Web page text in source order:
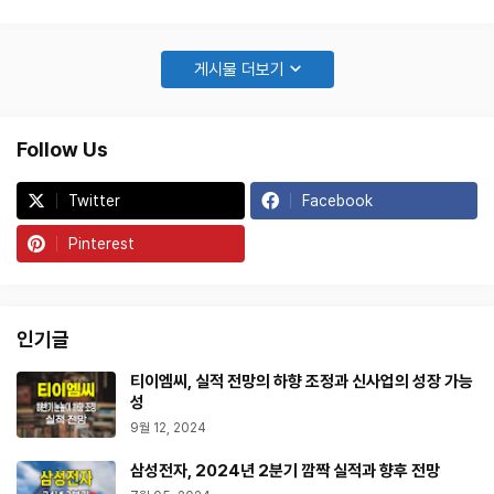
의 성장 스토리를 자세히 들여다보겠습니다. 2024년 2분기: 예상을 뛰
게시물 더보기
Follow Us
Twitter Facebook
Pinterest
인기글
티이엠씨, 실적 전망의 하향 조정과 신사업의 성장 가능
성
9월 12, 2024
삼성전자, 2024년 2분기 깜짝 실적과 향후 전망